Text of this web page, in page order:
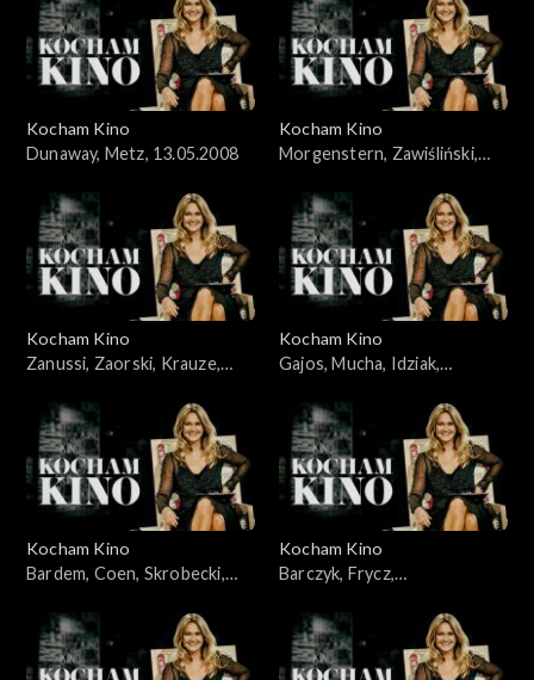
Kocham Kino
Dunaway, Metz, 13.05.2008
Kocham Kino
Morgenstern, Zawiśliński,
Kocham Kino
Zanussi, Zaorski, Krauze,
Kocham Kino
Gajos, Mucha, Idziak,
Kocham Kino
Bardem, Coen, Skrobecki,
Kocham Kino
Barczyk, Frycz,
04.11.2008